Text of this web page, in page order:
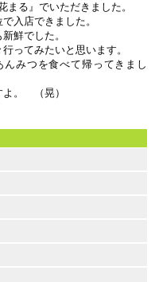
る』でいただきました。
入店できました。
鮮でした。
ってみたいと思います。
みつを食べて帰ってきまし
よ。 （晃）